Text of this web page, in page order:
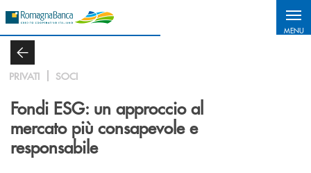
MENU
PRIVATI SOCI
Fondi ESG: un approccio al
mercato più consapevole e
responsabile